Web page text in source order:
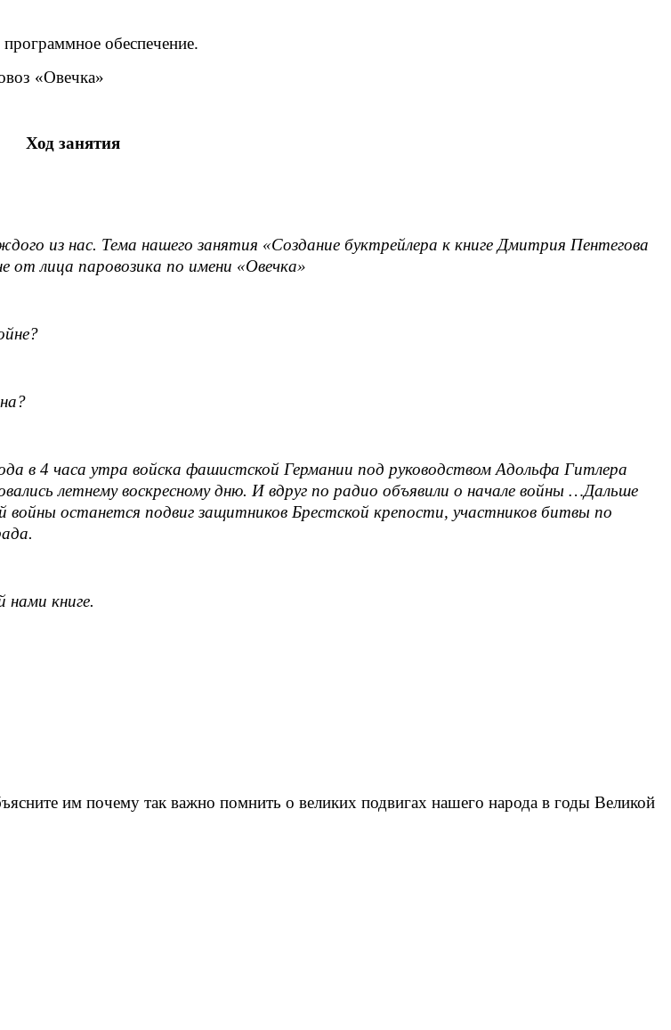
обеспечение.
«Овечка»
Ход занятия
из нас. Тема нашего занятия «Создание буктрейлера к книге Дмитрия Пентегова
от лица паровозика по имени «Овечка»
в 4 часа утра войска фашистской Германии под руководством Адольфа Гитлера
летнему воскресному дню. И вдруг по радио объявили о начале войны …Дальше
останется подвиг защитников Брестской крепости, участников битвы по
нами книге.
им почему так важно помнить о великих подвигах нашего народа в годы Великой